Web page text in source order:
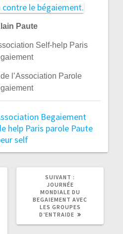
Paute
Self-help Paris
l’Association Parole
Begaiement
help Paris parole Paute
self
SUIVANT :
:
JOURNÉE
MONDIALE DU
BEGAIEMENT AVEC
LES GROUPES
D’ENTRAIDE